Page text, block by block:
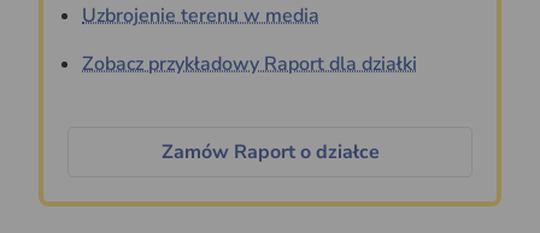
Uzbrojenie terenu w media
Zobacz przykładowy Raport dla działki
Zamów Raport o działce